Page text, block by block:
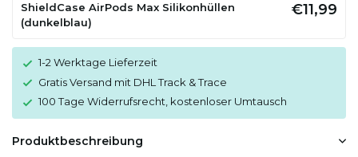
ShieldCase AirPods Max Silikonhüllen
(dunkelblau)
€11,99
1-2 Werktage Lieferzeit
Gratis Versand mit DHL Track & Trace
100 Tage Widerrufsrecht, kostenloser Umtausch
Produktbeschreibung